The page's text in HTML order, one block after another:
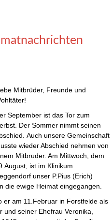
Mitbrüder, Freunde und
September ist das Tor zum
Der Sommer nimmt seinen
Auch unsere Gemeinschaft
wieder Abschied nehmen von
Mitbruder. Am Mittwoch, dem
ist im Klinikum
unser P.Pius (Erich)
die ewige Heimat eingegangen.
er am 11.Februar in Forstfelde als
und seiner Ehefrau Veronika,